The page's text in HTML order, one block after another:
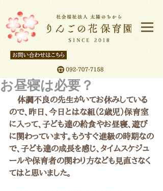
お昼寝は必要？
体調不良の先生がいてお休みしている
ので、昨日、今日とはな組（２歳児）保育室
に入って、子ども達の給食やお昼寝、遊び
に関わっています。もうすぐ進級の時期なの
で、子ども達の成長を感じ、タイムスケジュ
ールや保育者の関わり方なども見直さなく
てはと思いました。